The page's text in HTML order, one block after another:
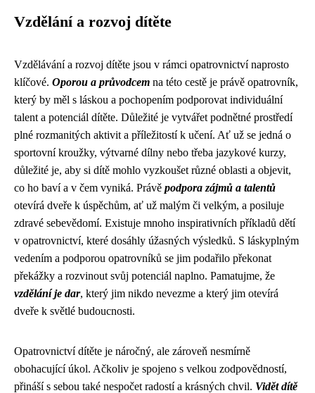
Vzdělání a rozvoj dítěte
Vzdělávání a rozvoj dítěte jsou v rámci opatrovnictví naprosto
klíčové. Oporou a průvodcem na této cestě je právě opatrovník,
který by měl s láskou a pochopením podporovat individuální
talent a potenciál dítěte. Důležité je vytvářet podnětné prostředí
plné rozmanitých aktivit a příležitostí k učení. Ať už se jedná o
sportovní kroužky, výtvarné dílny nebo třeba jazykové kurzy,
důležité je, aby si dítě mohlo vyzkoušet různé oblasti a objevit,
co ho baví a v čem vyniká. Právě podpora zájmů a talentů
otevírá dveře k úspěchům, ať už malým či velkým, a posiluje
zdravé sebevědomí. Existuje mnoho inspirativních příkladů dětí
v opatrovnictví, které dosáhly úžasných výsledků. S láskyplným
vedením a podporou opatrovníků se jim podařilo překonat
překážky a rozvinout svůj potenciál naplno. Pamatujme, že
vzdělání je dar, který jim nikdo nevezme a který jim otevírá
dveře k světlé budoucnosti.
Opatrovnictví dítěte je náročný, ale zároveň nesmírně
obohacující úkol. Ačkoliv je spojeno s velkou zodpovědností,
přináší s sebou také nespočet radostí a krásných chvil. Vidět dítě